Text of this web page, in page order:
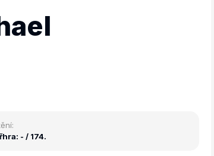
- / 174.